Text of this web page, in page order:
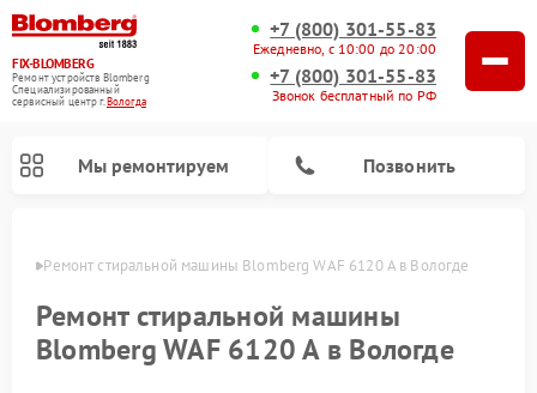
FIX-BLOMBERG
Ремонт устройств Blomberg
Специализированный
cервисный центр г.Вологда
+7 (800) 301-55-83
Ежедневно, с 10:00 до 20:00
+7 (800) 301-55-83
Звонок бесплатный по РФ
Мы ремонтируем Позвонить
Ремонт стиральной машины Blomberg WAF 6120 A в Вологде
Ремонт стиральной машины
Blomberg WAF 6120 A в Вологде